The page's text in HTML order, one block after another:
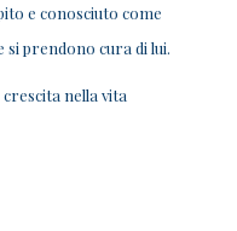
e conosciuto come
si prendono cura di lui.
nella vita